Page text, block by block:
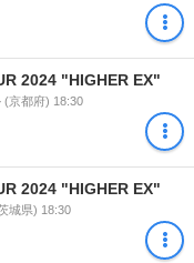
2024 "HIGHER EX"
(京都府) 18:30
2024 "HIGHER EX"
城県) 18:30